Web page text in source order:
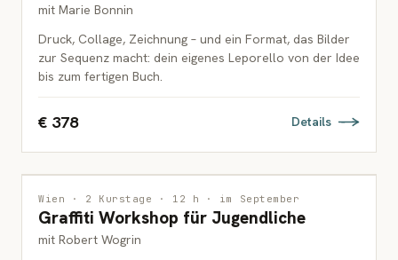
mit Marie Bonnin
Druck, Collage, Zeichnung – und ein Format, das Bilder
zur Sequenz macht: dein eigenes Leporello von der Idee
bis zum fertigen Buch.
€ 378 Details
MALEREI
JUGENDLICHE
Wien · 2 Kurstage · 12 h · im September
Graffiti Workshop für Jugendliche
mit Robert Wogrin